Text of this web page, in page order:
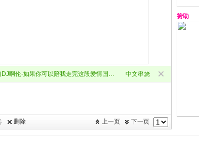
海口DJ啊伦-如果你可以陪我走完这段爱情国粤语回忆录中文Electro旋律极速串烧 中文串烧
删除 下一页
上一页
赞助